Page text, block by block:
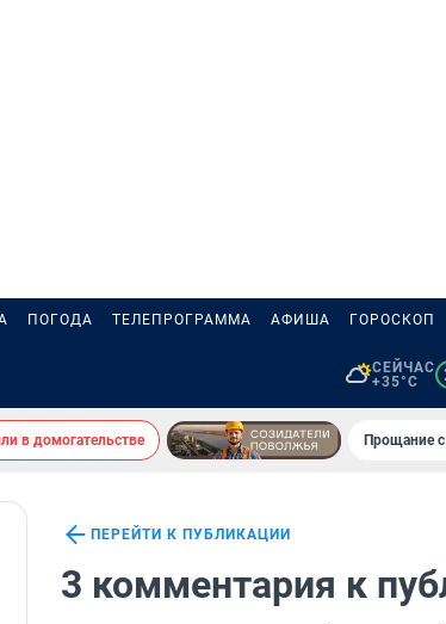
ПОГОДА ТЕЛЕПРОГРАММА АФИША ГОРОСКОП
СЕЙЧАС
+35°C
в домогательстве Прощание
ПЕРЕЙТИ К ПУБЛИКАЦИИ
3 комментария к